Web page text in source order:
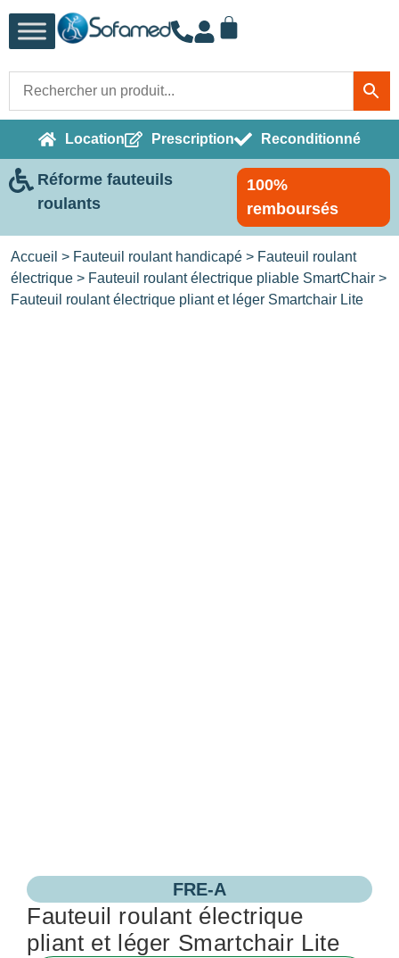
Location Prescription Reconditionné
Réforme fauteuils
roulants
100%
remboursés
Accueil > Fauteuil roulant handicapé > Fauteuil roulant
électrique > Fauteuil roulant électrique pliable SmartChair >
Fauteuil roulant électrique pliant et léger Smartchair Lite
Fauteuil roulant électrique
pliant et léger Smartchair Lite
FRE-A